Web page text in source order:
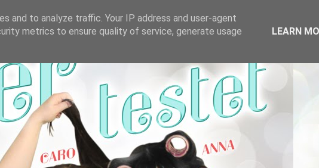
and to analyze traffic. Your IP address and user-agent
metrics to ensure quality of service, generate usage
LEARN